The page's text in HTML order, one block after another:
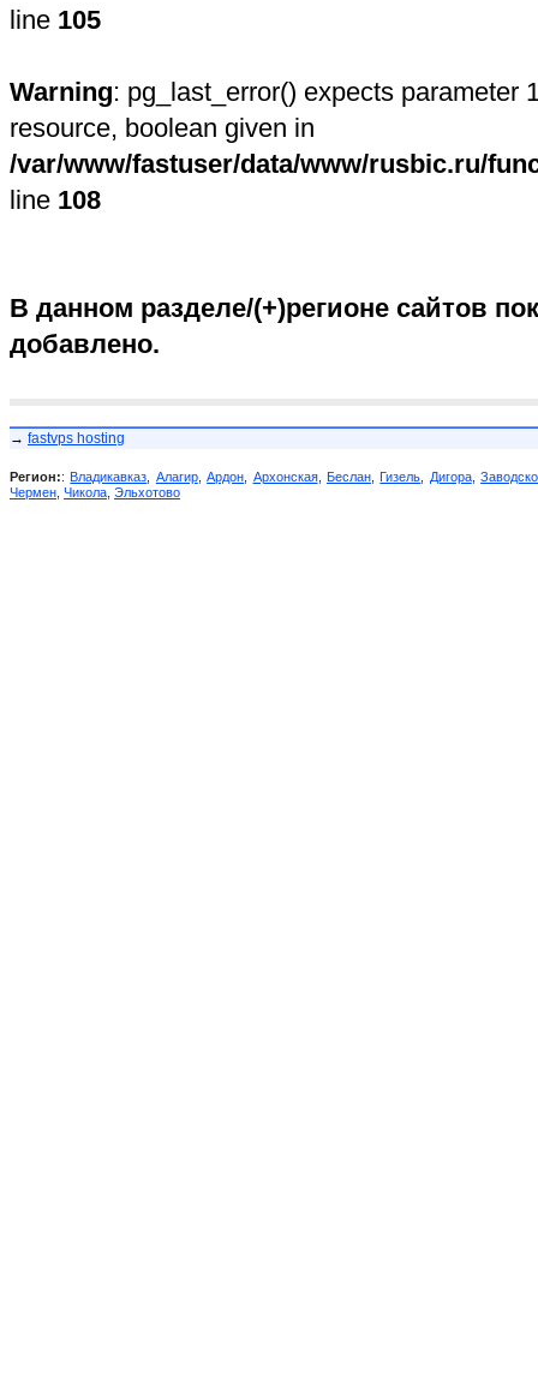
line 105
Warning: pg_last_error() expects parameter
resource, boolean given in
/var/www/fastuser/data/www/rusbic.ru/
line 108
В данном разделе/(+)регионе сайтов
добавлено.
→ fastvps hosting
Регион::Владикавказ Алагир,Ардон Архонская, Беслан,Гизель Дигора,
Чермен Чикола Эльхотово